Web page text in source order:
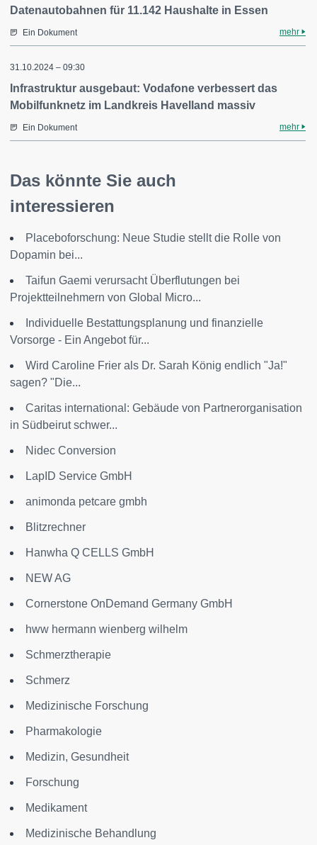
Datenautobahnen für 11.142 Haushalte in Essen
Ein Dokument mehr
31.10.2024 – 09:30
Infrastruktur ausgebaut: Vodafone verbessert das
Mobilfunknetz im Landkreis Havelland massiv
Ein Dokument mehr
Das könnte Sie auch
interessieren
Placeboforschung: Neue Studie stellt die Rolle von
Dopamin bei...
Taifun Gaemi verursacht Überflutungen bei
Projektteilnehmern von Global Micro...
Individuelle Bestattungsplanung und finanzielle
Vorsorge - Ein Angebot für...
Wird Caroline Frier als Dr. Sarah König endlich "Ja!"
sagen? "Die...
Caritas international: Gebäude von Partnerorganisation
in Südbeirut schwer...
Nidec Conversion
LapID Service GmbH
animonda petcare gmbh
Blitzrechner
Hanwha Q CELLS GmbH
NEW AG
Cornerstone OnDemand Germany GmbH
hww hermann wienberg wilhelm
Schmerztherapie
Schmerz
Medizinische Forschung
Pharmakologie
Medizin, Gesundheit
Forschung
Medikament
Medizinische Behandlung